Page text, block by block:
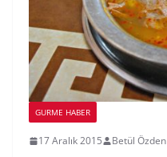
GURME HABER
17 Aralık 2015 Betül Özden